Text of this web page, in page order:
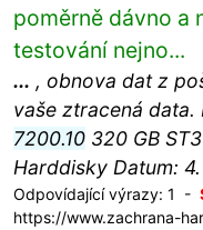
poměrně dávno a
testování nejno...
... , obnova dat z
vaše ztracená data.
7200.10320 GB
Harddisky Datum:
Odpovídající výrazy: 1 -
https://www.zachrana-